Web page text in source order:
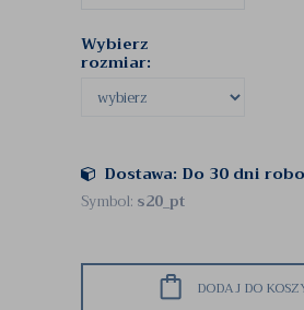
Wybierz
rozmiar:
Dostawa: Do 30 dni
Symbol: s20_pt
DODAJ DO